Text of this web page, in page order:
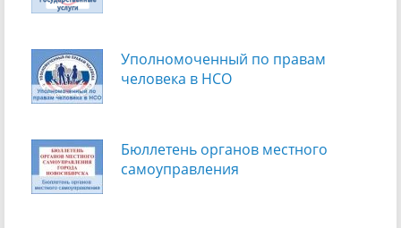
Уполномоченный по правам
человека в НСО
Бюллетень органов местного
самоуправления